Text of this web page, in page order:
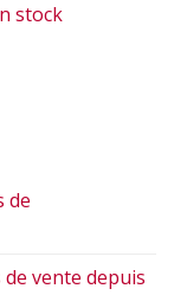
stock
de
vente depuis